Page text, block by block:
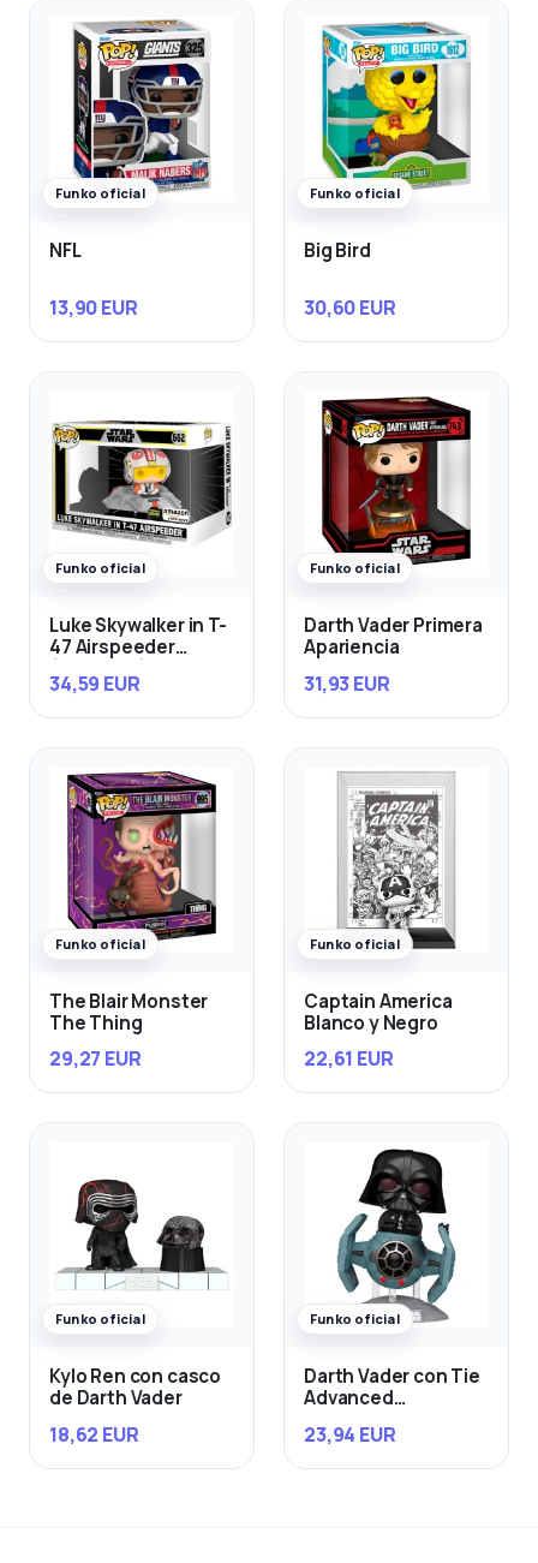
Funko oficial
NFL
13,90 EUR
Funko oficial
Big Bird
30,60 EUR
Funko oficial
Luke Skywalker in T-
47 Airspeeder
34,59 EUR
Funko oficial
Darth Vader Primera
Apariencia
31,93 EUR
Funko oficial
The Blair Monster
The Thing
29,27 EUR
Funko oficial
Captain America
Blanco y Negro
22,61 EUR
Funko oficial
Kylo Ren con casco
de Darth Vader
18,62 EUR
Funko oficial
Darth Vader con Tie
Advanced
23,94 EUR